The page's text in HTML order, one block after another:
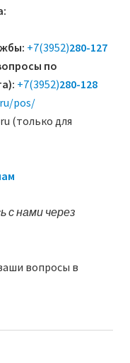
+7(3952)280-127
по
+7(3952)280-128
pos/
(только для
с нами через
вопросы в